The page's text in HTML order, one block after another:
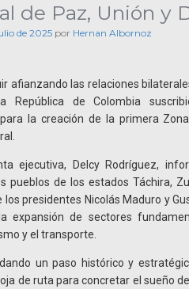
de Paz, Unión y
de 2025 por Hernan Albornoz
afianzando las relaciones
República de Colombia
la creación de la primera
ejecutiva, Delcy Rodríguez,
pueblos de los estados Táchira,
los presidentes Nicolás Maduro y
expansión de sectores
y el transporte.
un paso histórico y
de ruta para concretar el sueño